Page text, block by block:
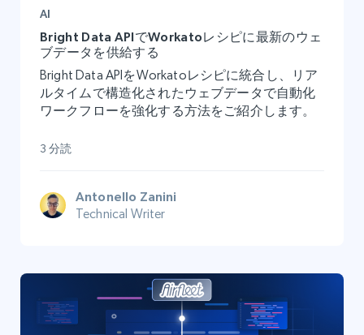
AI
Bright Data APIでWorkatoレシピに最新のウェ
ブデータを供給する
Bright Data APIをWorkatoレシピに統合し、リア
ルタイムで構造化されたウェブデータで自動化
ワークフローを強化する方法をご紹介します。
3 分読
Antonello Zanini
Technical Writer